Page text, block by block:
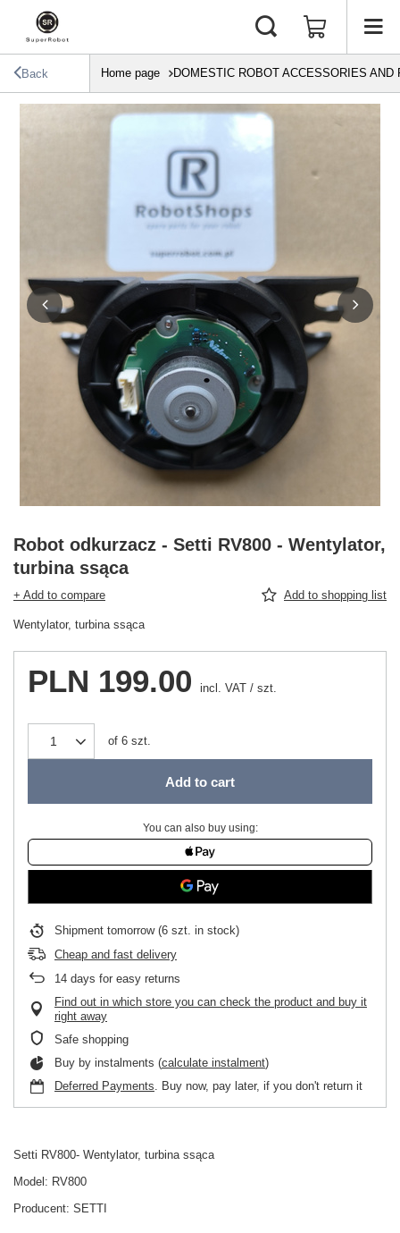
Back Home page DOMESTIC ROBOT ACCESSORIES AND
Robot odkurzacz - Setti RV800 - Wentylator,
turbina ssąca
+ Add to compare Add to shopping list
Wentylator, turbina ssąca
PLN 199.00 incl. VAT / szt.
of 6 szt.
Add to cart
You can also buy using:
Shipment tomorrow (6 szt. in stock)
Cheap and fast delivery
14 days for easy returns
Find out in which store you can check the product and buy it
right away
Safe shopping
Buy by instalments (calculate instalment)
Deferred Payments. Buy now, pay later, if you don't return it
Setti RV800- Wentylator, turbina ssąca
Model: RV800
Producent: SETTI